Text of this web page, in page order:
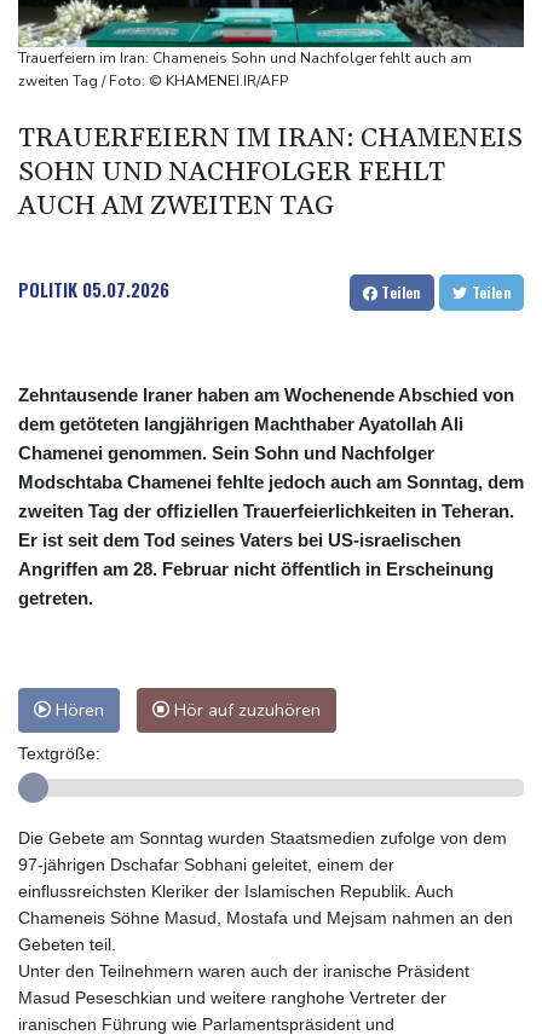
Iran-Krieg: Berichte über US-Munitionsknappheit - Pakistan will
neue Gespräche
Fund von Sprengstoffdrohne sorgt für Debatte über
Für zwei Jahre: Salah-Wechsel zu Trabzonspor perfekt
Niedrigwasser: Bilger erwägt Aufhebung von Sonn- und
Feiertagsfahrverbot für Lkw
Trauerfeiern im Iran: Chameneis Sohn und Nachfolger fehlt auch am
zweiten Tag / Foto: © KHAMENEI.IR/AFP
TRAUERFEIERN IM IRAN: CHAMENEIS
SOHN UND NACHFOLGER FEHLT
AUCH AM ZWEITEN TAG
POLITIK 05.07.2026 Teilen Teilen
Zehntausende Iraner haben am Wochenende Abschied von
dem getöteten langjährigen Machthaber Ayatollah Ali
Chamenei genommen. Sein Sohn und Nachfolger
Modschtaba Chamenei fehlte jedoch auch am Sonntag, dem
zweiten Tag der offiziellen Trauerfeierlichkeiten in Teheran.
Er ist seit dem Tod seines Vaters bei US-israelischen
Angriffen am 28. Februar nicht öffentlich in Erscheinung
getreten.
Hören Hör auf zuzuhören
Textgröße:
Die Gebete am Sonntag wurden Staatsmedien zufolge von dem
97-jährigen Dschafar Sobhani geleitet, einem der
einflussreichsten Kleriker der Islamischen Republik. Auch
Chameneis Söhne Masud, Mostafa und Mejsam nahmen an den
Gebeten teil.
Unter den Teilnehmern waren auch der iranische Präsident
Masud Peseschkian und weitere ranghohe Vertreter der
iranischen Führung wie Parlamentspräsident und